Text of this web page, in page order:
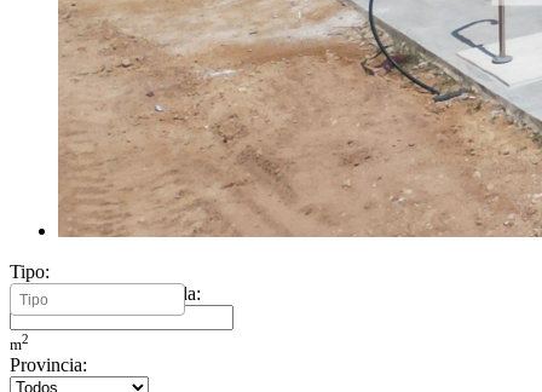
Tipo:
Mínimo metros vivienda:
m2
Provincia: